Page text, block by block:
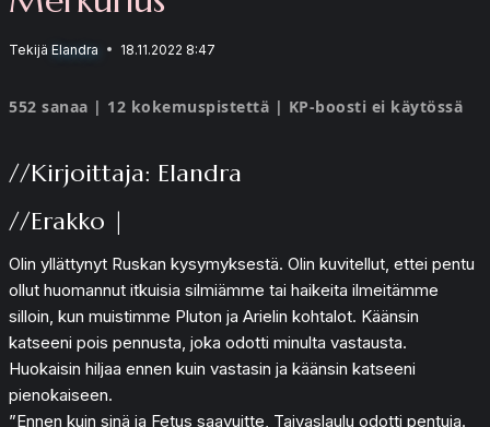
Tekijä Elandra 18.11.2022 8:47
552 sanaa | 12 kokemuspistettä | KP-boosti ei käytössä
//Kirjoittaja: Elandra
//Erakko |
Olin yllättynyt Ruskan kysymyksestä. Olin kuvitellut, ettei pentu
ollut huomannut itkuisia silmiämme tai haikeita ilmeitämme
silloin, kun muistimme Pluton ja Arielin kohtalot. Käänsin
katseeni pois pennusta, joka odotti minulta vastausta.
Huokaisin hiljaa ennen kuin vastasin ja käänsin katseeni
pienokaiseen.
”Ennen kuin sinä ja Fetus saavuitte, Taivaslaulu odotti pentuja.